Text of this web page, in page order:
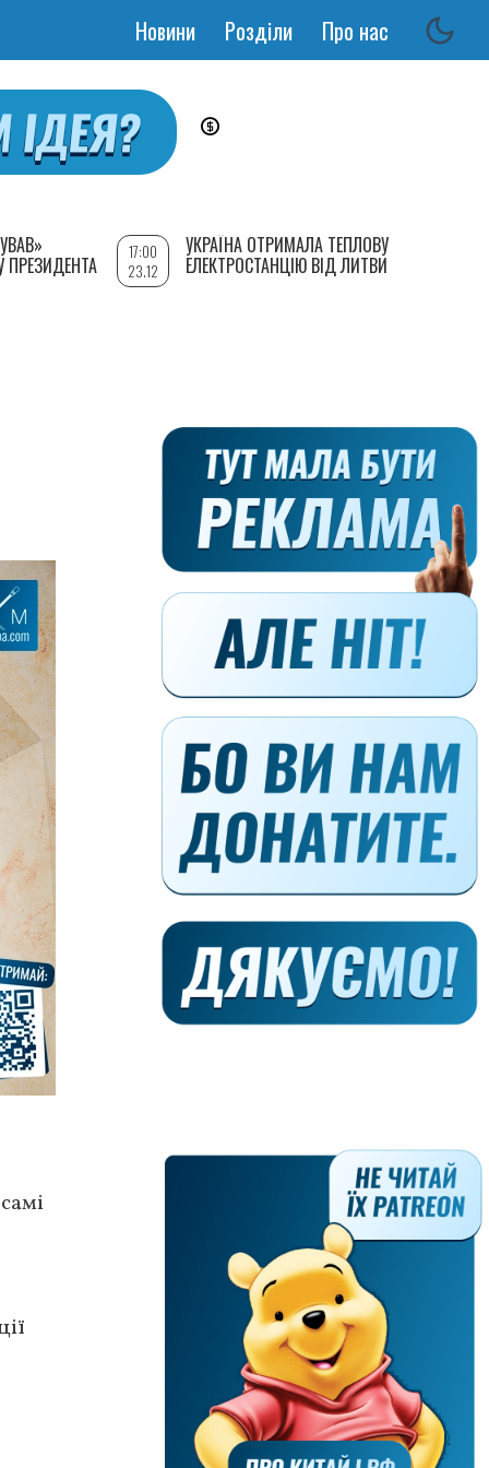
Основная
Новини Розділи Про нас
ПРЕЗИДЕНТА
17:00
23.12
УКРАЇНА ОТРИМАЛА ТЕПЛОВУ
ЕЛЕКТРОСТАНЦІЮ ВІД ЛИТВИ